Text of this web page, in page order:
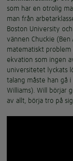
som har en otrolig
man från
Boston University
vännen Chuckie
matematiskt problem
ekvation som ingen
universitetet lyckats
talang måste han gå
Williams). Will börjar
av allt, börja tro på